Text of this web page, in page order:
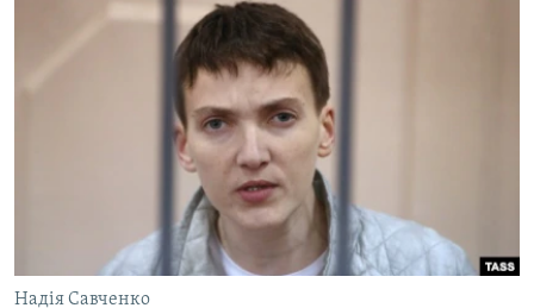
СПЕЦПРОЕКТИ
ВІДЕОУРОКИ «ELIFBE»
СВІДЧЕННЯ ОКУПАЦІЇ
УКРАЇНСЬКА ПРОБЛЕМА КРИМУ
ЯК ОБІЙТИ БЛОКУВАННЯ
Надія Савченко